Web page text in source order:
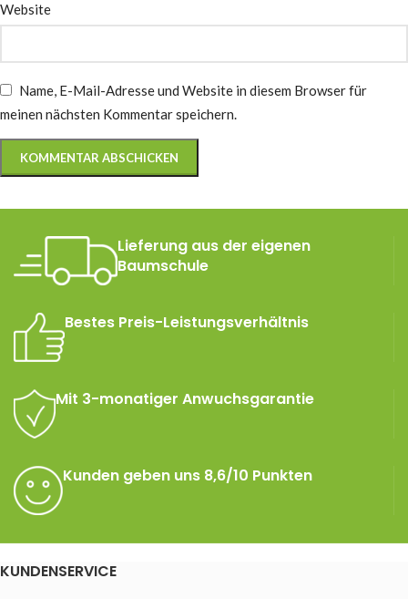
Website
Name, E-Mail-Adresse und Website in diesem Browser für
meinen nächsten Kommentar speichern.
Lieferung aus der eigenen
Baumschule
Bestes Preis-Leistungsverhältnis
Mit 3-monatiger Anwuchsgarantie
Kunden geben uns 8,6/10 Punkten
KUNDENSERVICE